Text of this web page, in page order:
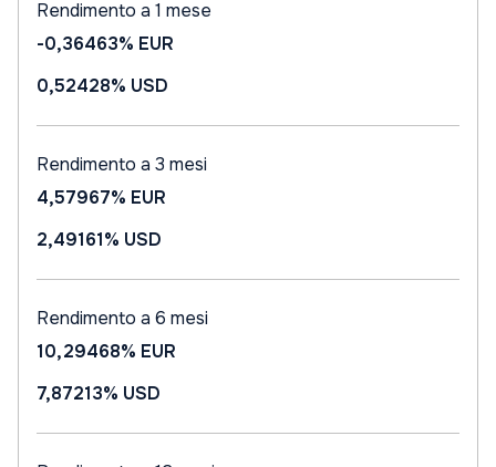
Rendimento a 1 mese
-0,36463% EUR
0,52428% USD
Rendimento a 3 mesi
4,57967% EUR
2,49161% USD
Rendimento a 6 mesi
10,29468% EUR
7,87213% USD